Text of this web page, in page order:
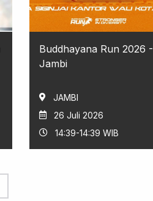
Buddhayana Run 2026 -
Jambi
JAMBI
26 Juli 2026
14:39-14:39 WIB